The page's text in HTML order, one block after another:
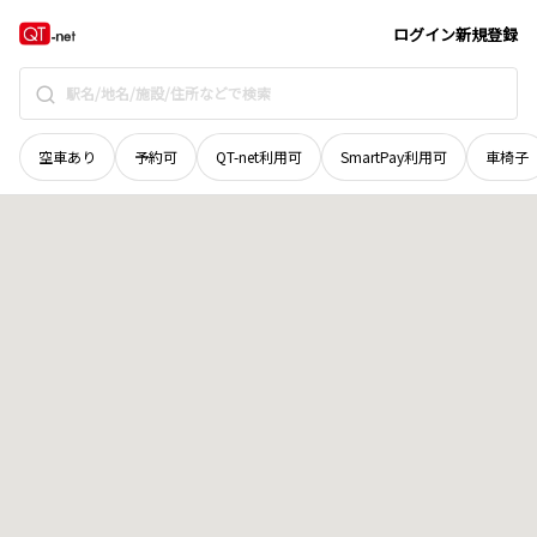
ログイン新規登録
空車あり 予約可 QT-net利用可 SmartPay利用可 車椅子
広島県